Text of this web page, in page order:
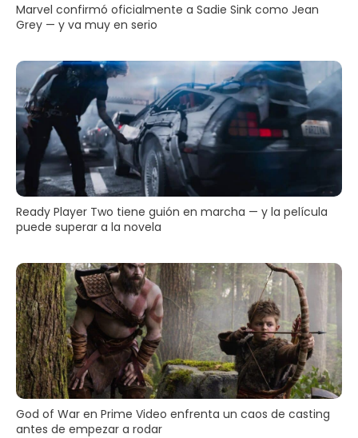
Marvel confirmó oficialmente a Sadie Sink como Jean
Grey — y va muy en serio
Ready Player Two tiene guión en marcha — y la película
puede superar a la novela
God of War en Prime Video enfrenta un caos de casting
antes de empezar a rodar